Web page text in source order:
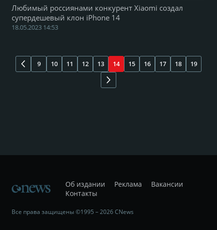
Любимый россиянами конкурент Xiaomi создал
супердешевый клон iPhone 14
18.05.2023 14:53
9 10 11 12 13 14 15 16 17 18 19
Об издании Реклама
Вакансии
Контакты
Все права защищены ©1995 – 2026 CNews